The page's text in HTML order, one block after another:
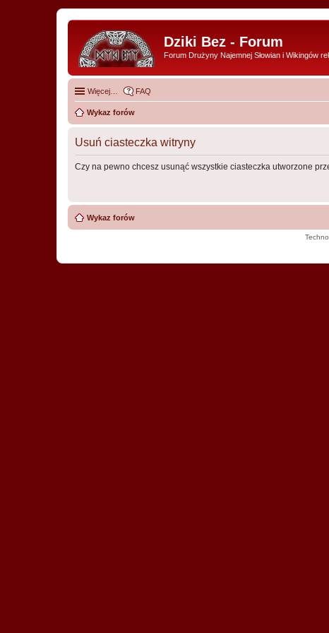
Dziki Bez - Forum
Forum Drużyny Najemnej Słowian i Wikingów
Więcej… FAQ
Wykaz forów
Usuń ciasteczka witryny
Czy na pewno chcesz usunąć wszystkie ciasteczka utworzone
Wykaz forów